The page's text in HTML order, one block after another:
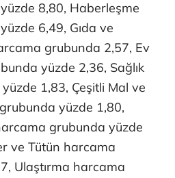
8,80, Haberleşme
6,49, Gıda ve
grubunda 2,57, Ev
yüzde 2,36, Sağlık
1,83, Çeşitli Mal ve
yüzde 1,80,
grubunda yüzde
ve Tütün harcama
Ulaştırma harcama